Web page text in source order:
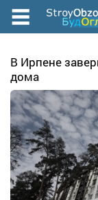
Перейти
содержанию
В Ирпене
дома